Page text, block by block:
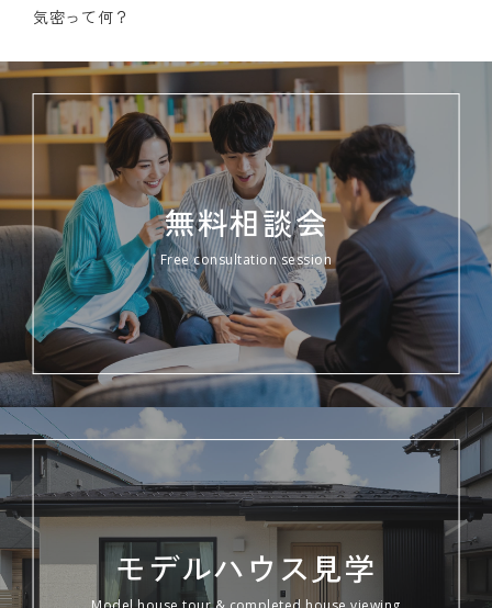
気密って何？
無料相談会
Free consultation session
モデルハウス見学